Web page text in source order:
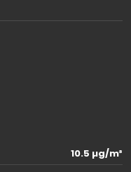
10.5 µg/m³